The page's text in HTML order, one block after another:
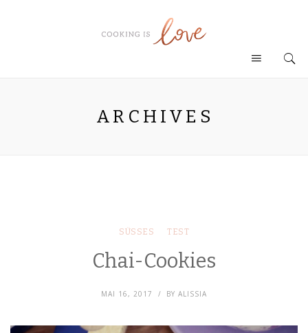
ARCHIVES
SÜSSES TEST
Chai-Cookies
MAI 16, 2017 BY ALISSIA